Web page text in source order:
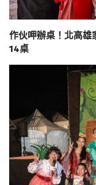
作伙呷辦桌！北高
14桌